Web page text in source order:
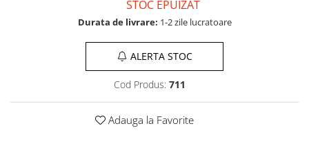
STOC EPUIZAT
Durata de livrare: 1-2 zile lucratoare
ALERTA STOC
Cod Produs: 711
Adauga la Favorite